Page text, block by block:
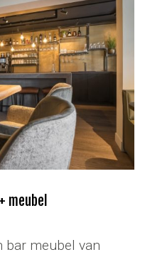
meubel
bar meubel van